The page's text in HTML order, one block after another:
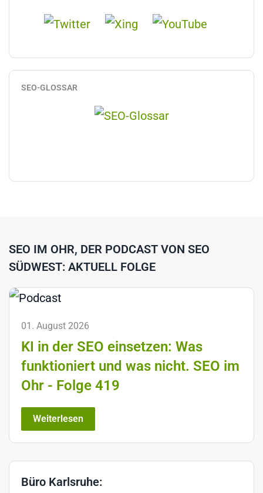
SEO-GLOSSAR
SEO IM OHR, DER PODCAST VON SEO
SÜDWEST: AKTUELL FOLGE
01. August 2026
KI in der SEO einsetzen: Was
funktioniert und was nicht. SEO im
Ohr - Folge 419
Weiterlesen
Büro Karlsruhe: